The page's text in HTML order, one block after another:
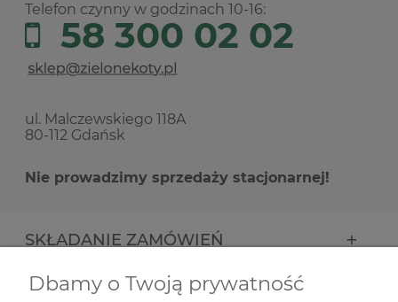
Telefon czynny w godzinach 10-16:
58 300 02 02
ul. Malczewskiego 118A
80-112 Gdańsk
Nie prowadzimy sprzedaży stacjonarnej!
SKŁADANIE ZAMÓWIEŃ
INFORMACJE
Dbamy o Twoją prywatność